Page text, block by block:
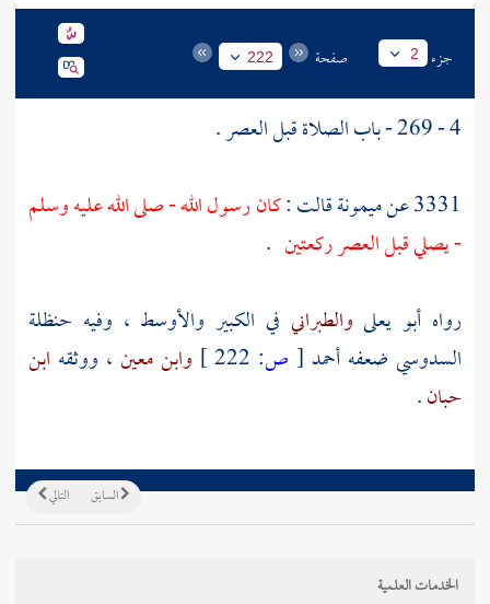
جزء 2 صفحة 222
4 - 269 - باب الصلاة قبل العصر .
3331 عن
ميمونةقالت :كان رسول الله - صلى الله عليه وسلم
- يصلي قبل العصر ركعتين .
رواه أبو يعلى والطبراني في الكبير والأوسط ، وفيه حنظلة
السدوسي ضعفه أحمد [ ص: وابن معين ، ووثقه ابن
حبان.
التالي السابق
الخدمات العلمية